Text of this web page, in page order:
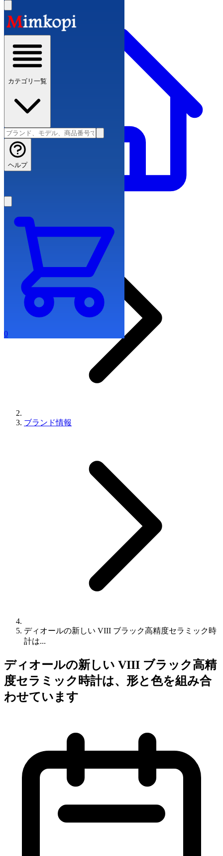
カテゴリ一覧
ヘルプ
0
ブランド情報
ディオールの新しい VIII ブラック高精度セラミック時
計は...
ディオールの新しい VIII ブラック高精
度セラミック時計は、形と色を組み合
わせています